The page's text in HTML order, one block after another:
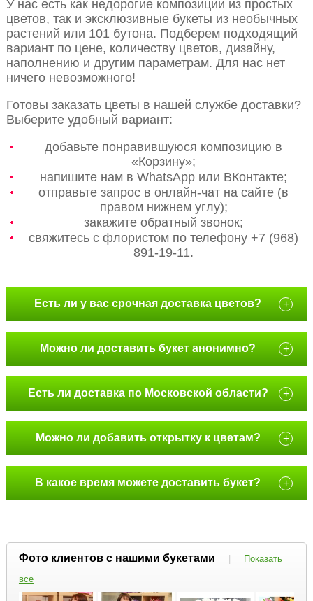
У нас есть как недорогие композиции из простых
цветов, так и эксклюзивные букеты из необычных
растений или 101 бутона. Подберем подходящий
вариант по цене, количеству цветов, дизайну,
наполнению и другим параметрам. Для нас нет
ничего невозможного!
Готовы заказать цветы в нашей службе доставки?
Выберите удобный вариант:
добавьте понравившуюся композицию в
«Корзину»;
напишите нам в WhatsApp или ВКонтакте;
отправьте запрос в онлайн-чат на сайте (в
правом нижнем углу);
закажите обратный звонок;
свяжитесь с флористом по телефону +7 (968)
891-19-11.
Есть ли у вас срочная доставка цветов? +
Можно ли доставить букет анонимно? +
Есть ли доставка по Московской области? +
Можно ли добавить открытку к цветам? +
В какое время можете доставить букет? +
Фото клиентов с нашими букетами |
Показать
все